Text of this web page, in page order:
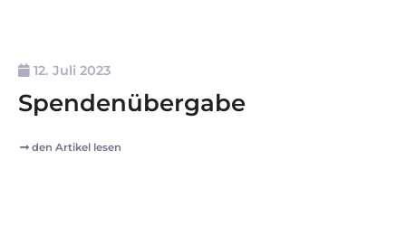
12. Juli 2023
Spendenübergabe
den Artikel lesen